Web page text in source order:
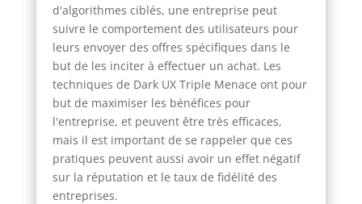
d'algorithmes ciblés, une entreprise peut
suivre le comportement des utilisateurs pour
leurs envoyer des offres spécifiques dans le
but de les inciter à effectuer un achat. Les
techniques de Dark UX Triple Menace ont pour
but de maximiser les bénéfices pour
l'entreprise, et peuvent être très efficaces,
mais il est important de se rappeler que ces
pratiques peuvent aussi avoir un effet négatif
sur la réputation et le taux de fidélité des
entreprises.